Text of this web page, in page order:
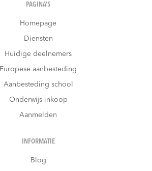
PAGINA’S
Homepage
Diensten
Huidige deelnemers
Europese aanbesteding
Aanbesteding school
Onderwijs inkoop
Aanmelden
INFORMATIE
Blog